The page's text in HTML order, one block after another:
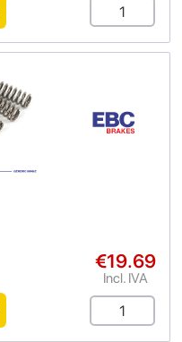
€19.69
Incl. IVA